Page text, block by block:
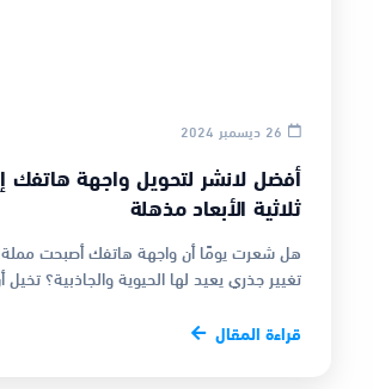
26 ديسمبر 2024
أفضل لانشر لتحويل واجهة هاتفك
ثلاثية الأبعاد مذهلة
هل شعرت يومًا أن واجهة هاتفك أصبحت مملة
تغيير جذري يعيد لها الحيوية والجاذبية؟
قراءة المقال